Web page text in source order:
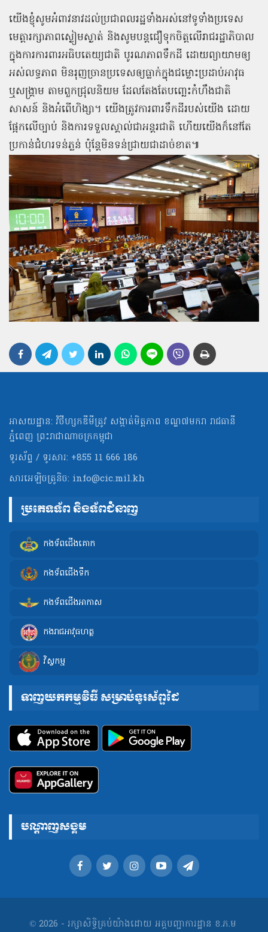
យើងខ្ញុំសូមអំពាវនាវដល់ប្រជាពលរដ្ឋទាំងអស់នៅទូទាំងប្រទេស
មេត្តារក្សាភាពស្ងៀមស្ងាត់ និងសូមបន្តជឿទុកចិត្តលើរាជរដ្ឋាភិបាល
ក្នុងការការពារអធិបតេយ្យជាតិ បូរណភាពទឹកដី ដោយព្យាយាមឲ្យ
អស់លទ្ធភាព មិនរុញច្រានប្រទេសឲ្យធ្លាក់ក្នុងជម្លោះប្រដាប់អាវុធ
ឬសង្រ្គាម តាមពួកជ្រុលនិយម ដែលតែងតែបញ្ឆេះកំហឹងជាតិ
សាសន៍ និងអំពើហិង្សា។ យើងត្រូវការពារទឹកដីរបស់យើង ដោយ
ផ្អែកលើច្បាប់ និងការទទួលស្គាល់ជាអន្តរជាតិ ហើយយើងក៏នៅតែ
ប្រកាន់ជំហរទន់ភ្លន់ ប៉ុន្តែមិនទន់ជ្រាយជាដាច់ខាត៕
អាសយដ្ឋាន: វិថីហ្សកឌីមីត្រូវ សង្កាត់មិត្ដភាព ខណ្ឌ៧មករា រាជធានី
ភ្នំពេញ ព្រះរាជាណាចក្រកម្ពុជា
ទូរស័ព្ទ / ទូរសារ: +855 11 666 186
សារអេឡិចត្រូនិច: info@cic.mil.kh
ប្រភេទទ័ព និងទ័ពជំនាញ
កងទ័ពជើងគោក
កងទ័ពជើងទឹក
កងទ័ពជើងអាកាស
កងរាជអាវុធហត្ថ
វិស្វកម្ម
ទាញយកកម្មវិធី សម្រាប់ទូរស័ព្ទដៃ
បណ្តាញសង្គម
© 2026 - រក្សាសិទ្ធិគ្រប់យ៉ាងដោយ អគ្គបញ្ជាការដ្ឋាន ខ.ភ.ម